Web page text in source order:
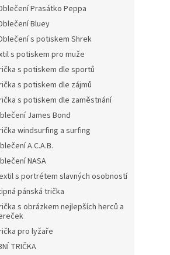
Prasátko Peppa
Bluey
s potiskem Shrek
s potiskem pro muže
s potiskem dle sportů
s potiskem dle zájmů
s potiskem dle zaměstnání
James Bond
windsurfing a surfing
A.C.A.B.
NASA
s portrétem slavných osobností
pánská trička
s obrázkem nejlepších herců a
pro lyžaře
TRIČKA